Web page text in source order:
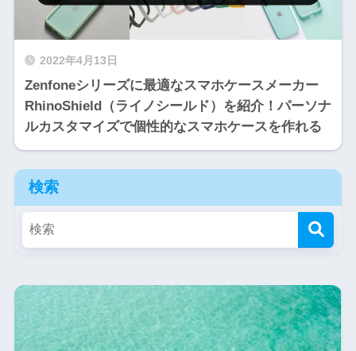
2022年4月13日
Zenfoneシリーズに最適なスマホケースメーカー
RhinoShield（ライノシールド）を紹介！パーソナ
ルカスタマイズで個性的なスマホケースを作れる
検索